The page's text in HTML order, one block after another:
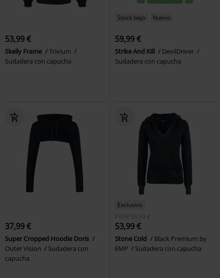
53,99 €
Skelly Frame
Trivium
Sudadera con capucha
Stock bajo Nuevo
59,99 €
Strike And Kill
DevilDriver
Sudadera con capucha
37,99 €
Super Cropped Hoodie Doris
Outer Vision
Sudadera con
capucha
Exclusivo
PVPR
59,99 €
53,99 €
Stone Cold
Black Premium by
EMP
Sudadera con capucha